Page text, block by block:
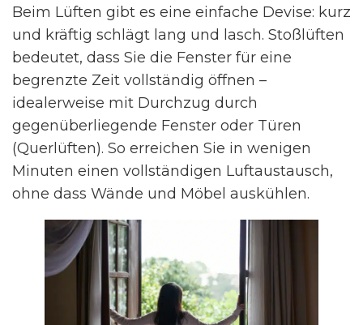
Beim Lüften gibt es eine einfache Devise: kurz
und kräftig schlägt lang und lasch. Stoßlüften
bedeutet, dass Sie die Fenster für eine
begrenzte Zeit vollständig öffnen –
idealerweise mit Durchzug durch
gegenüberliegende Fenster oder Türen
(Querlüften). So erreichen Sie in wenigen
Minuten einen vollständigen Luftaustausch,
ohne dass Wände und Möbel auskühlen.